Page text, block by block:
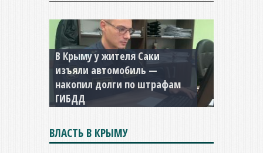
В Крыму у жителя Саки
изъяли автомобиль —
накопил долги по штрафам
ГИБДД
Севастопольская компания
заплатила 877 тысяч рублей
долга — арестовали счета
ВЛАСТЬ В КРЫМУ